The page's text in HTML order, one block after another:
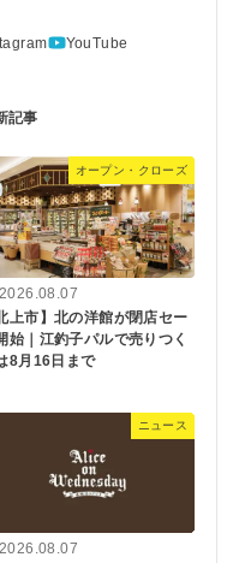
オープン・クローズ
2026.08.07
上市】北の洋館が閉店セー
始｜江釣子パルで売りつく
8月16日まで
ニュース
2026.08.07